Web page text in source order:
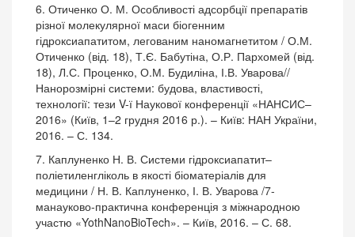
6. Отиченко О. М. Особливості адсорбції препаратів
різної молекулярної маси біогенним
гідроксиапатитом, легованим наномагнетитом / О.М.
Отиченко (від. 18), Т.Є. Бабутіна, О.Р. Пархомей (від.
18), Л.С. Проценко, О.М. Будиліна, І.В. Уварова//
Нанорозмірні системи: будова, властивості,
технології: тези V-ї Наукової конференції «НАНСИС–
2016» (Київ, 1–2 грудня 2016 р.). – Київ: НАН України,
2016. – С. 134.
7. Каплуненко Н. В. Системи гідроксиапатит–
поліетиленгліколь в якості біоматеріалів для
медицини / Н. В. Каплуненко, І. В. Уварова /7-
манауково-практична конференція з міжнародною
участю «YothNanoBioTech». – Київ, 2016. – С. 68.